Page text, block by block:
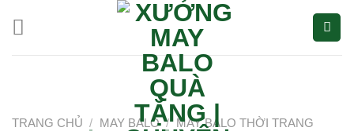
qua
nội
TRANG CHỦ / MAY BALO / MAY BALO THỜI TRANG